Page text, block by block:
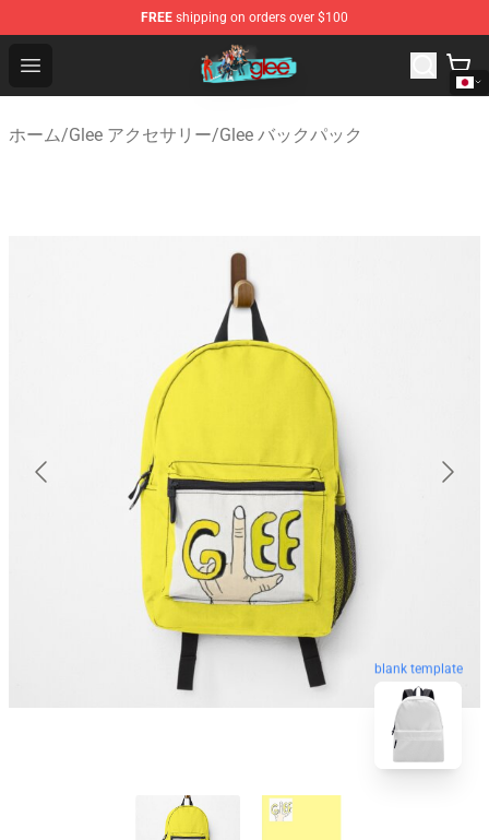
FREE shipping on orders over $100
Open menu
Glee Store - Official Glee Merchandise Shop
ホーム/Glee アクセサリー/Glee バックパック
blank template